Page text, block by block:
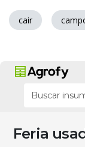
cair
Feria